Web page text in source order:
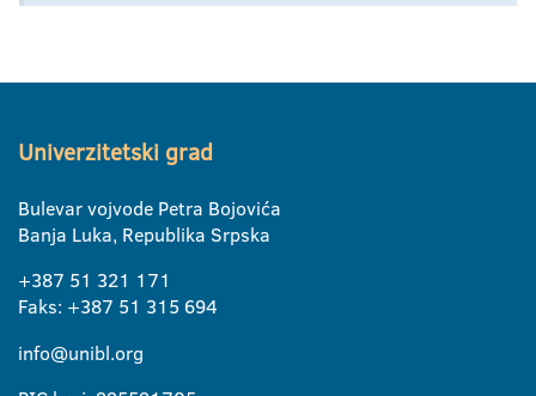
Univerzitetski grad
Bulevar vojvode Petra Bojovića
Banja Luka, Republika Srpska
+387 51 321 171
Faks: +387 51 315 694
info@unibl.org